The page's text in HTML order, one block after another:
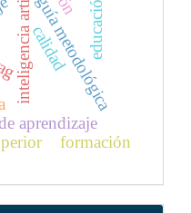
inteligencia artificial
aprendizaje
guía metodológica
calidad
formación